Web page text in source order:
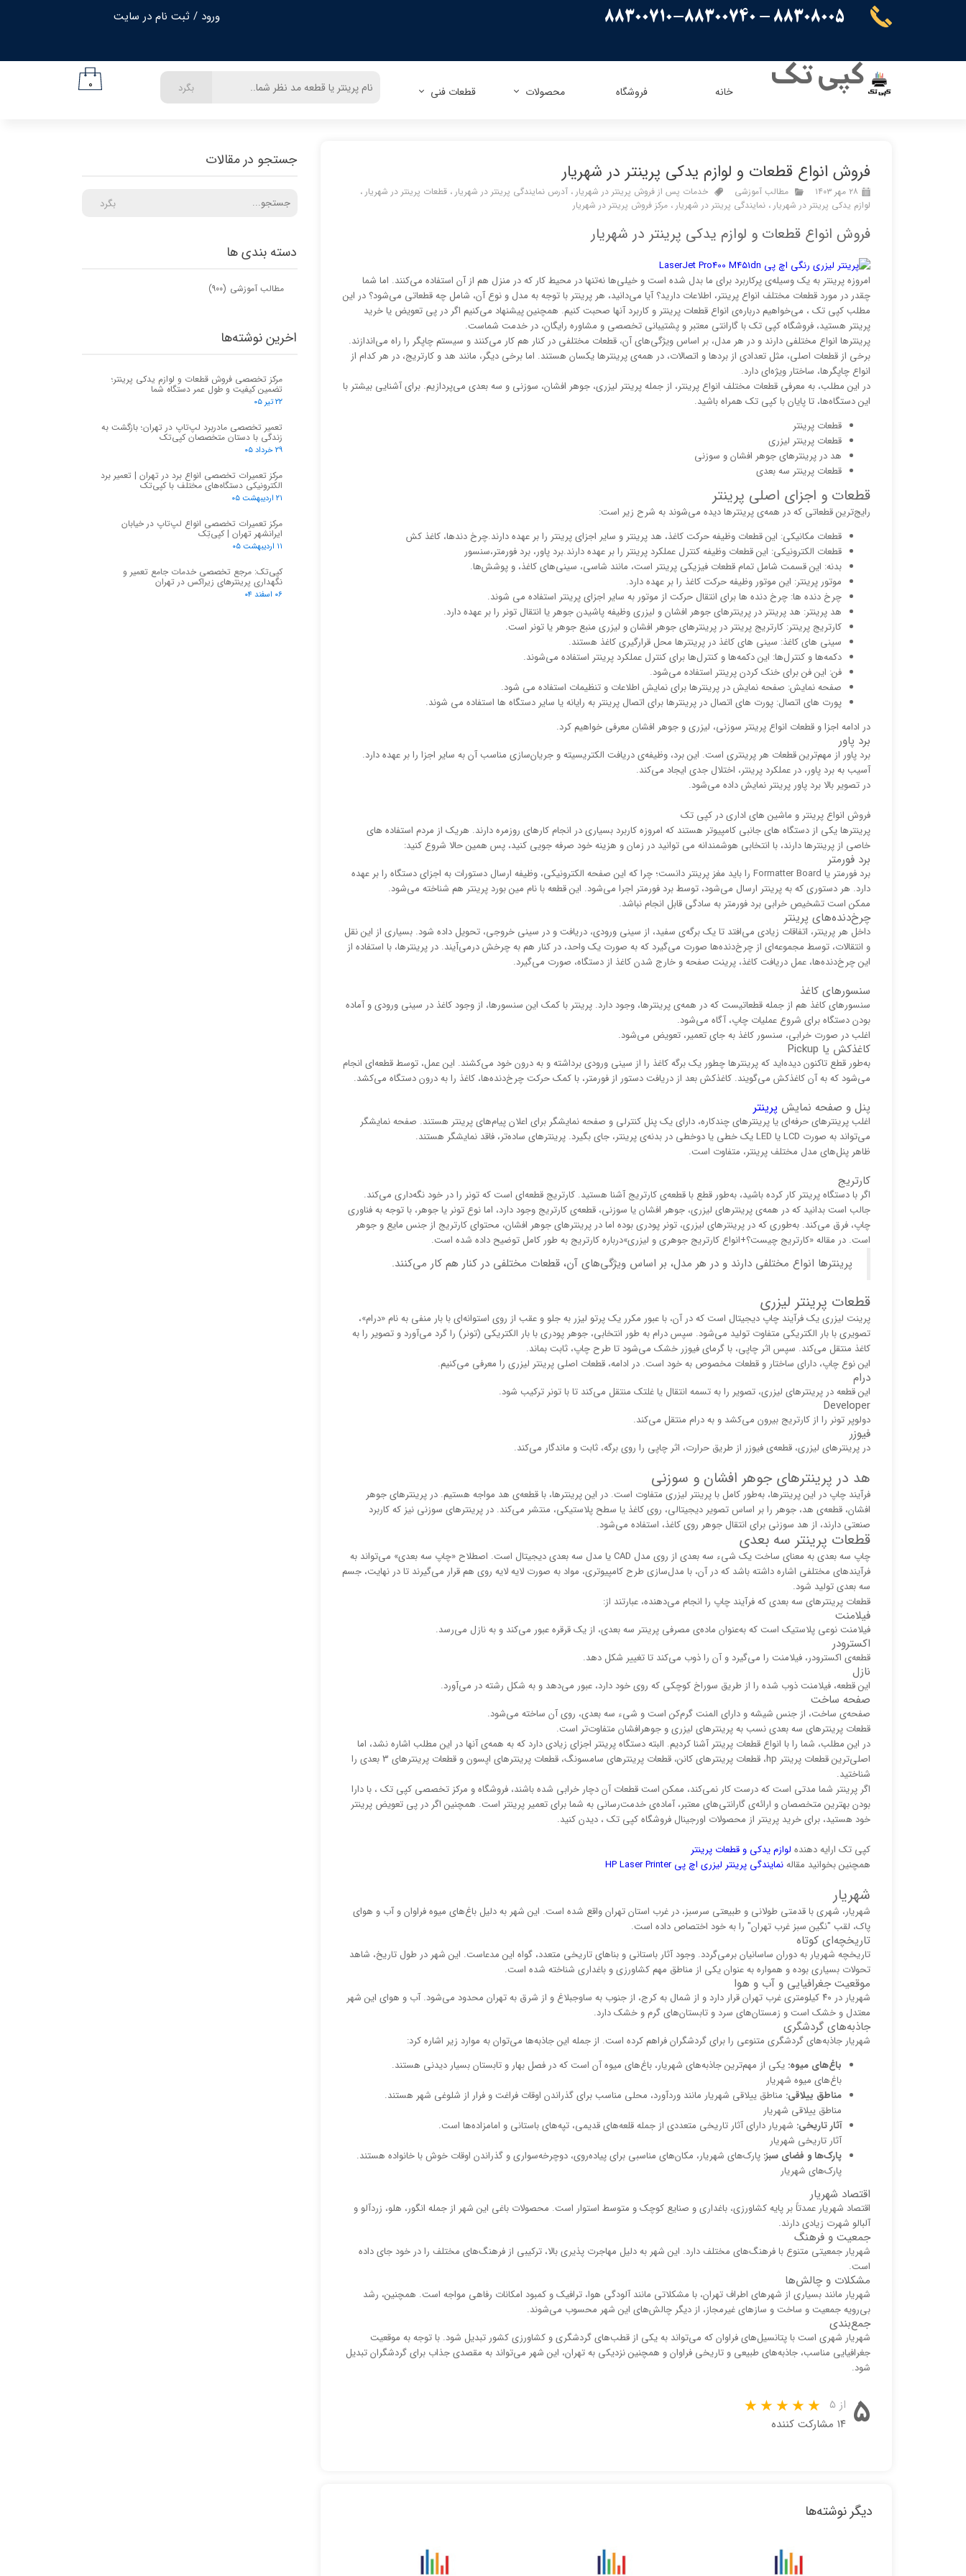
ورود / ثبت نام در سایت
تغییر گذر واژه
88308005 - 88300710-88300740
کپی تک خانه فروشگاه محصولات
پاناسونیک
کداک
شارپ
میوا توشیبا
قطعات فنی
برادر
شارپ
سامسونگ
فوجیتسو
لکسمارک
توشیبا
الیوتی
ایویژن
۰ بگرد
فروش انواع قطعات و لوازم یدکی پرینتر در شهریار
۲۸ مهر ۱۴۰۳ مطالب آموزشی خدمات پس از فروش پرینتر در شهریار ، آدرس نمایندگی پرینتر در شهریار ، قطعات پرینتر در شهریار ،
لوازم یدکی پرینتر در شهریار ، نمایندگی پرینتر در شهریار ، مرکز فروش پرینتر در شهریار
فروش انواع قطعات و لوازم یدکی پرینتر در شهریار
امروزه پرینتر به یک وسیله‌ی پرکاربرد برای ما بدل شده است و خیلی‌ها نه‌تنها در محیط کار که در منزل هم از آن استفاده می‌کنند. اما شما
چقدر در مورد قطعات مختلف انواع پرینتر، اطلاعات دارید؟ آیا می‌دانید، هر پرینتر با توجه به مدل و نوع آن، شامل چه قطعاتی می‌شود؟ در این
مطلب کپی تک ، می‌خواهیم درباره‌ی انواع قطعات پرینتر و کاربرد آنها صحبت کنیم. همچنین پیشنهاد می‌کنیم اگر در پی تعویض یا خرید
پرینتر هستید، فروشگاه کپی تک با گارانتی معتبر و پشتیبانی تخصصی و مشاوره رایگان، در خدمت شماست.
پرینترها انواع مختلفی دارند و در هر مدل، بر اساس ویژگی‌های آن، قطعات مختلفی در کنار هم کار می‌کنند و سیستم چاپگر را راه می‌اندازند.
برخی از قطعات اصلی، مثل تعدادی از بردها و اتصالات، در همه‌ی پرینترها یکسان هستند. اما برخی دیگر، مانند هد و کارتریج، در هر کدام از
انواع چاپگرها، ساختار ویژه‌ای دارد.
در این مطلب، به معرفی قطعات مختلف انواع پرینتر، از جمله پرینتر لیزری، جوهر افشان، سوزنی و سه بعدی می‌پردازیم. برای آشنایی بیشتر با
این دستگاه‌ها، تا پایان با کپی تک همراه باشید.
قطعات پرینتر
قطعات پرینتر لیزری
هد در پرینترهای جوهر افشان و سوزنی
قطعات پرینتر سه بعدی
قطعات و اجزای اصلی پرینتر
رایج‌ترین قطعاتی که در همه‌ی پرینترها دیده می‌شوند به شرح زیر است:
قطعات مکانیکی: این قطعات وظیفه حرکت کاغذ، هد پرینتر و سایر اجزای پرینتر را بر عهده دارند.چرخ دندها، کاغذ کش
قطعات الکترونیکی: این قطعات وظیفه کنترل عملکرد پرینتر را بر عهده دارند.برد پاور، برد فورمتر،سنسور
بدنه: این قسمت شامل تمام قطعات فیزیکی پرینتر است، مانند شاسی، سینی‌های کاغذ، و پوشش‌ها.
موتور پرینتر: این موتور وظیفه حرکت کاغذ را بر عهده دارد.
چرخ دنده ها: چرخ دنده ها برای انتقال حرکت از موتور به سایر اجزای پرینتر استفاده می شوند.
هد پرینتر: هد پرینتر در پرینترهای جوهر افشان و لیزری وظیفه پاشیدن جوهر یا انتقال تونر را بر عهده دارد.
کارتریج پرینتر: کارتریج پرینتر در پرینترهای جوهر افشان و لیزری منبع جوهر یا تونر است.
سینی های کاغذ: سینی های کاغذ در پرینترها محل قرارگیری کاغذ هستند.
دکمه‌ها و کنترل‌ها: این دکمه‌ها و کنترل‌ها برای کنترل عملکرد پرینتر استفاده می‌شوند.
فن: این فن برای خنک کردن پرینتر استفاده می‌شود.
صفحه نمایش: صفحه نمایش در پرینترها برای نمایش اطلاعات و تنظیمات استفاده می شود.
پورت های اتصال: پورت های اتصال در پرینترها برای اتصال پرینتر به رایانه یا سایر دستگاه ها استفاده می شوند.
در ادامه اجزا و قطعات انواع پرینتر سوزنی، لیزری و جوهر افشان معرفی خواهیم کرد.
برد پاور
برد پاور از مهم‌ترین قطعات هر پرینتری است. این برد، وظیفه‌ی دریافت الکتریسیته و جریان‌سازی مناسب آن به سایر اجزا را بر عهده دارد.
آسیب به برد پاور، در عملکرد پرینتر، اختلال جدی ایجاد می‌کند.
در تصویر بالا برد پاور پرینتر نمایش داده می‌شود.
فروش انواع پرینتر و ماشین های اداری در کپی تک
پرینترها یکی از دستگاه های جانبی کامپیوتر هستند که امروزه کاربرد بسیاری در انجام کارهای روزمره دارند. هریک از مردم استفاده های
خاصی از پرینترها دارند، با انتخابی هوشمندانه می توانید در زمان و هزینه خود صرفه جویی کنید، پس همین حالا شروع کنید:
برد فورمتر
برد فورمتر یا Formatter Board را باید مغز پرینتر دانست؛ چرا که این صفحه‌ الکترونیکی، وظیفه‌ ارسال دستورات به اجزای دستگاه را بر عهده
دارد. هر دستوری که به پرینتر ارسال می‌شود، توسط برد فورمتر اجرا می‌شود. این قطعه با نام مین بورد پرینتر هم شناخته می‌شود.
ممکن است تشخیص خرابی برد فورمتر به سادگی قابل انجام نباشد.
چرخ‌دنده‌های پرینتر
داخل هر پرینتر، اتفاقات زیادی می‌افتد تا یک برگه‌ی سفید، از سینی ورودی، دریافت و در سینی خروجی، تحویل داده شود. بسیاری از این نقل
و انتقالات، توسط مجموعه‌ای از چرخ‌دنده‌ها صورت می‌گیرد که به صورت یک واحد، در کنار هم به چرخش درمی‌آیند. در پرینترها، با استفاده از
این چرخ‌دنده‌ها، عمل دریافت کاغذ، پرینت صفحه و خارج شدن کاغذ از دستگاه، صورت می‌گیرد.
سنسورهای کاغذ
سنسورهای کاغذ هم از جمله قطعاتیست که در همه‌ی پرینترها، وجود دارد. پرینتر با کمک این سنسورها، از وجود کاغذ در سینی ورودی و آماده
بودن دستگاه برای شروع عملیات چاپ، آگاه می‌شود.
اغلب در صورت خرابی، سنسور کاغذ به جای تعمیر، تعویض می‌شود.
کاغذکش یا Pickup
به‌طور قطع تاکنون دیده‌اید که پرینترها چطور یک برگه کاغذ را از سینی ورودی برداشته و به درون خود می‌کشند. این عمل، توسط قطعه‌ای انجام
می‌شود که به آن کاغذکش می‌گویند. کاغذکش بعد از دریافت دستور از فورمتر، با کمک حرکت چرخ‌دنده‌ها، کاغذ را به درون دستگاه می‌کشد.
پنل و صفحه نمایش پرینتر
اغلب پرینترهای حرفه‌ای یا پرینترهای چندکاره، دارای یک پنل کنترلی و صفحه نمایشگر برای اعلان پیام‌های پرینتر هستند. صفحه نمایشگر
می‌تواند به صورت LCD یا LED یک خطی یا دوخطی در بدنه‌ی پرینتر، جای بگیرد. پرینترهای ساده‌تر، فاقد نمایشگر هستند.
ظاهر پنل‌های مدل مختلف پرینتر، متفاوت است.
کارتریج
اگر با دستگاه پرینتر کار کرده باشید، به‌طور قطع با قطعه‌ی کارتریج آشنا هستید. کارتریج قطعه‌ای است که تونر را در خود نگه‌داری می‌کند.
جالب است بدانید که در همه‌ی پرینترهای لیزری، جوهر افشان یا سوزنی، قطعه‌ی کارتریج وجود دارد، اما نوع تونر یا جوهر، با توجه به فناوری
چاپ، فرق می‌کند. به‌طوری که در پرینترهای لیزری، تونر پودری بوده اما در پرینترهای جوهر افشان، محتوای کارتریج از جنس مایع و جوهر
است. در مقاله «کارتریج چیست؟+انواع کارتریج جوهری و لیزری»درباره کارتریج به طور کامل توضیح داده شده است.
پرینترها انواع مختلفی دارند و در هر مدل، بر اساس ویژگی‌های آن، قطعات مختلفی در کنار هم کار می‌کنند.
قطعات پرینتر لیزری
پرینت لیزری یک فرآیند چاپ دیجیتال است که در آن، با عبور مکرر یک پرتو لیزر به جلو و عقب از روی استوانه‌ای با بار منفی به نام «درام»،
تصویری با بار الکتریکی متفاوت تولید می‌شود. سپس درام به طور انتخابی، جوهر پودری با بار الکتریکی (تونر) را گرد می‌آورد و تصویر را به
کاغذ منتقل می‌کند. سپس اثر چاپی، با گرمای فیوزر خشک می‌شود تا طرح چاپ، ثابت بماند.
این نوع چاپ، دارای ساختار و قطعات مخصوص به خود است. در ادامه، قطعات اصلی پرینتر لیزری را معرفی می‌کنیم.
درام
این قطعه در پرینترهای لیزری، تصویر را به تسمه انتقال یا غلتک منتقل می‌کند تا با تونر ترکیب شود.
Developer
دولوپر تونر را از کارتریج بیرون می‌کشد و به درام منتقل می‌کند.
فیوزر
در پرینترهای لیزری، قطعه‌ی فیوزر از طریق حرارت، اثر چاپی را روی برگه، ثابت و ماندگار می‌کند.
هد در پرینترهای جوهر افشان و سوزنی
فرآیند چاپ در این پرینترها، به‌طور کامل با پرینتر لیزری متفاوت است. در این پرینترها، با قطعه‌ی هد مواجه هستیم. در پرینترهای جوهر
افشان، قطعه‌ی هد، جوهر را بر اساس تصویر دیجیتالی، روی کاغذ یا سطح پلاستیکی، منتشر می‌کند. در پرینترهای سوزنی نیز که کاربرد
صنعتی دارند، از هد سوزنی برای انتقال جوهر روی کاغذ، استفاده می‌شود.
قطعات پرینتر سه بعدی
چاپ سه بعدی به معنای ساخت یک شیء سه بعدی از روی مدل CAD یا مدل سه بعدی دیجیتال است. اصطلاح «چاپ سه بعدی» می‌تواند به
فرآیندهای مختلفی اشاره داشته باشد که در آن، با مدل‌سازی طرح کامپیوتری، مواد به صورت لایه لایه روی هم قرار می‌گیرند تا در نهایت، جسم
سه بعدی تولید شود.
قطعات پرینترهای سه بعدی که فرآیند چاپ را انجام می‌دهنده، عبارتند از:
فیلامنت
فیلامنت نوعی پلاستیک است که به‌عنوان ماده‌ی مصرفی پرینتر سه بعدی، از یک قرقره عبور می‌کند و به نازل می‌رسد.
اکسترودر
قطعه‌ی اکسترودر، فیلامنت را می‌گیرد و آن را ذوب می‌کند تا تغییر شکل دهد.
نازل
این قطعه، فیلامنت ذوب شده را از طریق سوراخ کوچکی که روی خود دارد، عبور می‌دهد و به شکل رشته در می‌آورد.
صفحه ساخت
صفحه‌ی ساخت، از جنس شیشه و دارای المنت گرم‌کن است و شیء سه بعدی، روی آن ساخته می‌شود.
قطعات پرینترهای سه بعدی نسب به پرینترهای لیزری و جوهرافشان متفاوت‌تر است.
در این مطلب، شما را با انواع قطعات پرینتر آشنا کردیم. البته دستگاه پرینتر اجزای زیادی دارد که به همه‌ی آنها در این مطلب اشاره نشد، اما
اصلی‌ترین قطعات پرینتر hp، قطعات پرینترهای کانن، قطعات پرینترهای سامسونگ، قطعات پرینترهای اپسون و قطعات پرینترهای 3 بعدی را
شناختید.
اگر پرینتر شما مدتی است که درست کار نمی‌کند، ممکن است قطعات آن دچار خرابی شده باشند، فروشگاه و مرکز تخصصی کپی تک ، با دارا
بودن بهترین متخصصان و ارائه‌ی گارانتی‌های معتبر، آماده‌ی خدمت‌رسانی به شما برای تعمیر پرینتر است. همچنین اگر در پی تعویض پرینتر
خود هستید، برای خرید پرینتر از محصولات اورجینال فروشگاه کپی تک ، دیدن کنید.
کپی تک ارایه دهنده لوازم یدکی و قطعات پرینتر
همچنین بخوانید مقالهنمایندگی پرینتر لیزری اچ پی HP Laser Printer
شهریار
شهریار، شهری با قدمتی طولانی و طبیعتی سرسبز، در غرب استان تهران واقع شده است. این شهر به دلیل باغ‌های میوه فراوان و آب و هوای
پاک، لقب "نگین سبز غرب تهران" را به خود اختصاص داده است.
تاریخچه‌ای کوتاه
تاریخچه شهریار به دوران ساسانیان برمی‌گردد. وجود آثار باستانی و بناهای تاریخی متعدد، گواه این مدعاست. این شهر در طول تاریخ، شاهد
تحولات بسیاری بوده و همواره به عنوان یکی از مناطق مهم کشاورزی و باغداری شناخته شده است.
موقعیت جغرافیایی و آب و هوا
شهریار در ۴۰ کیلومتری غرب تهران قرار دارد و از شمال به کرج، از جنوب به ساوجبلاغ و از شرق به تهران محدود می‌شود. آب و هوای این شهر
معتدل و خشک است و زمستان‌های سرد و تابستان‌های گرم و خشک دارد.
جاذبه‌های گردشگری
شهریار جاذبه‌های گردشگری متنوعی را برای گردشگران فراهم کرده است. از جمله این جاذبه‌ها می‌توان به موارد زیر اشاره کرد:
باغ‌های میوه: یکی از مهم‌ترین جاذبه‌های شهریار، باغ‌های میوه آن است که در فصل بهار و تابستان بسیار دیدنی هستند.
باغ‌های میوه شهریار
مناطق ییلاقی: مناطق ییلاقی شهریار مانند وردآورد، محلی مناسب برای گذراندن اوقات فراغت و فرار از شلوغی شهر هستند.
مناطق ییلاقی شهریار
آثار تاریخی: شهریار دارای آثار تاریخی متعددی از جمله قلعه‌های قدیمی، تپه‌های باستانی و امامزاده‌ها است.
آثار تاریخی شهریار
پارک‌ها و فضای سبز: پارک‌های شهریار، مکان‌های مناسبی برای پیاده‌روی، دوچرخه‌سواری و گذراندن اوقات خوش با خانواده هستند.
پارک‌های شهریار
اقتصاد شهریار
اقتصاد شهریار عمدتاً بر پایه کشاورزی، باغداری و صنایع کوچک و متوسط استوار است. محصولات باغی این شهر از جمله انگور، هلو، زردآلو و
آلبالو شهرت زیادی دارند.
جمعیت و فرهنگ
شهریار جمعیتی متنوع با فرهنگ‌های مختلف دارد. این شهر به دلیل مهاجرت پذیری بالا، ترکیبی از فرهنگ‌های مختلف را در خود جای داده
است.
مشکلات و چالش‌ها
شهریار مانند بسیاری از شهرهای اطراف تهران، با مشکلاتی مانند آلودگی هوا، ترافیک و کمبود امکانات رفاهی مواجه است. همچنین، رشد
بی‌رویه جمعیت و ساخت و سازهای غیرمجاز، از دیگر چالش‌های این شهر محسوب می‌شوند.
جمع‌بندی
شهریار شهری است با پتانسیل‌های فراوان که می‌تواند به یکی از قطب‌های گردشگری و کشاورزی کشور تبدیل شود. با توجه به موقعیت
جغرافیایی مناسب، جاذبه‌های طبیعی و تاریخی فراوان و همچنین نزدیکی به تهران، این شهر می‌تواند به مقصدی جذاب برای گردشگران تبدیل
شود.
۵ از ۵
۱۴ مشارکت کننده
دسته بندی ها
مطالب آموزشی (۹۰۰)
جستجو در مقالات
بگرد
اخرین نوشته‌ها
مرکز تخصصی فروش قطعات و لوازم یدکی پرینتر؛
تضمین کیفیت و طول عمر دستگاه شما
۲۲ تیر ۰۵
تعمیر تخصصی مادربرد لپ‌تاپ در تهران؛ بازگشت به
زندگی با دستان متخصصان کپی‌تک
۲۹ خرداد ۰۵
مرکز تعمیرات تخصصی انواع برد در تهران | تعمیر برد
الکترونیکی دستگاه‌های مختلف با کپی‌تک
۲۱ اردیبهشت ۰۵
مرکز تعمیرات تخصصی انواع لپ‌تاپ در خیابان
ایرانشهر تهران | کپی‌تِک
۱۱ اردیبهشت ۰۵
کپی‌تک: مرجع تخصصی خدمات جامع تعمیر و
نگهداری پرینترهای زیراکس در تهران
۰۶ اسفند ۰۴
دیگر نوشته‌ها